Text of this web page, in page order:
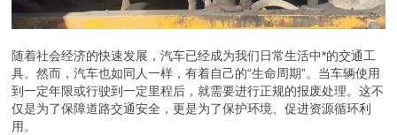
随着社会经济的快速发展，汽车已经成为我们日常生活中*的交通工
具。然而，汽车也如同人一样，有着自己的“生命周期”。当车辆使用
到一定年限或行驶到一定里程后，就需要进行正规的报废处理。这不
仅是为了保障道路交通安全，更是为了保护环境、促进资源循环利
用。